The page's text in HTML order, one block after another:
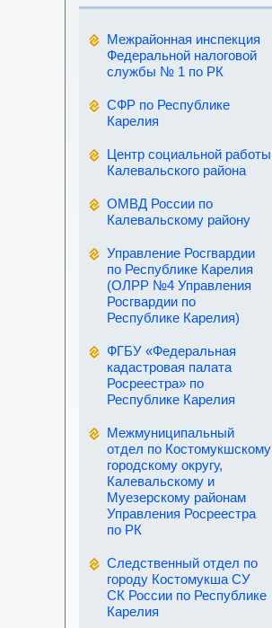
Межрайонная инспекция
Федеральной налоговой
службы № 1 по РК
СФР по Республике
Карелия
Центр социальной работы
Калевальского района
ОМВД России по
Калевальскому району
Управление Росгвардии
по Республике Карелия
(ОЛРР №4 Управления
Росгвардии по
Республике Карелия)
ФГБУ «Федеральная
кадастровая палата
Росреестра» по
Республике Карелия
Межмуниципальный
отдел по Костомукшскому
городскому округу,
Калевальскому и
Муезерскому районам
Управления Росреестра
по РК
Следственный отдел по
городу Костомукша СУ
СК России по Республике
Карелия